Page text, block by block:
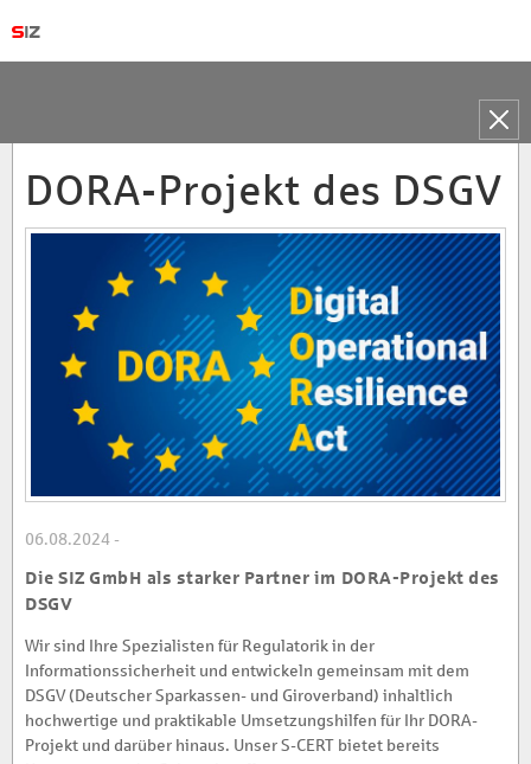
Toggle
DORA-Projekt des DSGV
06.08.2024 -
Die SIZ GmbH als starker Partner im DORA-Projekt des
DSGV
Wir sind Ihre Spezialisten für Regulatorik in der
Informationssicherheit und entwickeln gemeinsam mit dem
DSGV (Deutscher Sparkassen- und Giroverband) inhaltlich
hochwertige und praktikable Umsetzungshilfen für Ihr DORA-
Projekt und darüber hinaus. Unser S-CERT bietet bereits